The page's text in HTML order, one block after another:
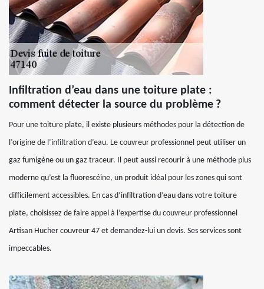
Infiltration d’eau dans une toiture plate :
comment détecter la source du problème ?
Pour une toiture plate, il existe plusieurs méthodes pour la détection de
l’origine de l’infiltration d’eau. Le couvreur professionnel peut utiliser un
gaz fumigène ou un gaz traceur. Il peut aussi recourir à une méthode plus
moderne qu’est la fluorescéine, un produit idéal pour les zones qui sont
difficilement accessibles. En cas d’infiltration d’eau dans votre toiture
plate, choisissez de faire appel à l’expertise du couvreur professionnel
Artisan Hucher couvreur 47 et demandez-lui un devis. Ses services sont
impeccables.